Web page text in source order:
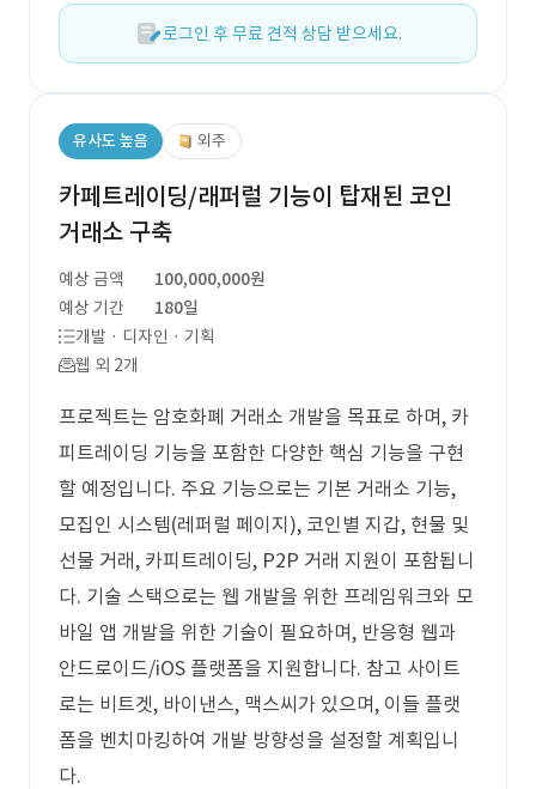
로그인 후 무료 견적 상담 받으세요.
유사도 높음 외주
카페트레이딩/래퍼럴 기능이 탑재된 코인
거래소 구축
예상 금액
100,000,000원
예상 기간
180일
개발 · 디자인 · 기획
웹 외 2개
프로젝트는 암호화폐 거래소 개발을 목표로 하며, 카
피트레이딩 기능을 포함한 다양한 핵심 기능을 구현
할 예정입니다. 주요 기능으로는 기본 거래소 기능,
모집인 시스템(레퍼럴 페이지), 코인별 지갑, 현물 및
선물 거래, 카피트레이딩, P2P 거래 지원이 포함됩니
다. 기술 스택으로는 웹 개발을 위한 프레임워크와 모
바일 앱 개발을 위한 기술이 필요하며, 반응형 웹과
안드로이드/iOS 플랫폼을 지원합니다. 참고 사이트
로는 비트겟, 바이낸스, 맥스씨가 있으며, 이들 플랫
폼을 벤치마킹하여 개발 방향성을 설정할 계획입니
다.